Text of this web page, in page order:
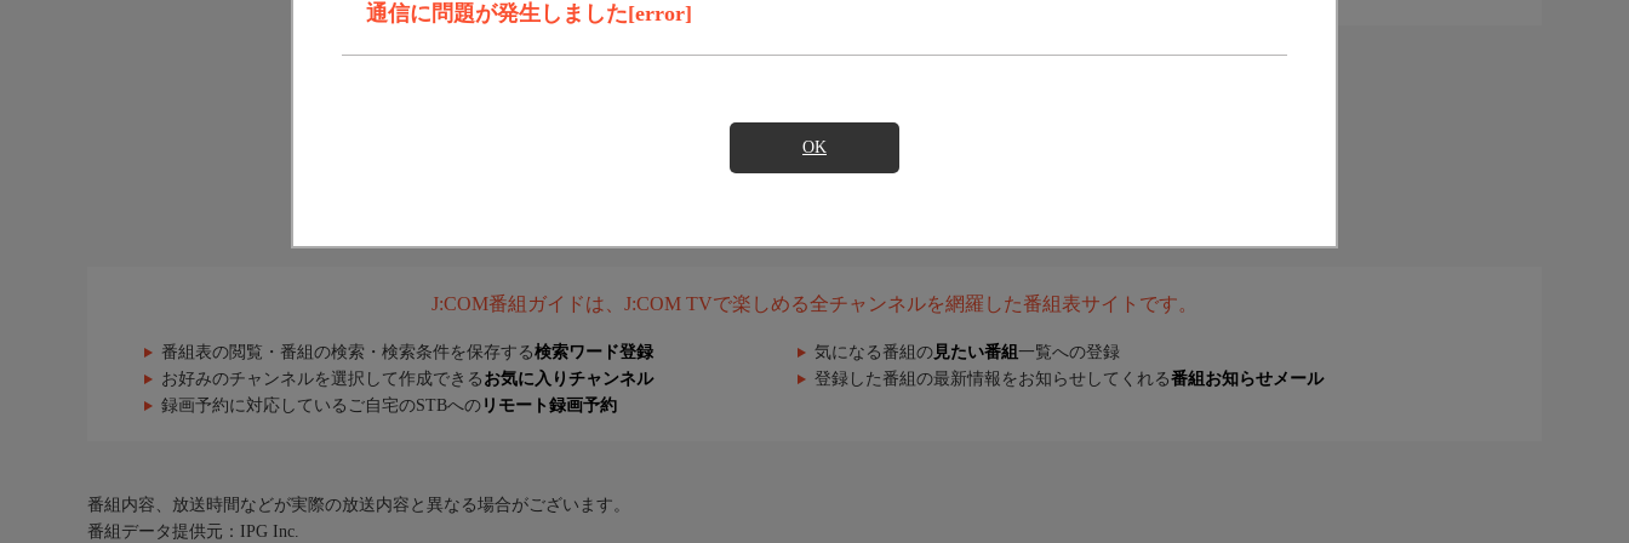
通信に問題が発生しました[error]
OK
J:COM番組ガイドは、J:COM TVで楽しめる全チャンネルを網羅した番組表サイトです。
番組表の閲覧・番組の検索・検索条件を保存する検索ワード登録 気になる番組の 見たい番組 一覧への登録
お好みのチャンネルを選択して作成できる お気に入りチャンネル 登録した番組の最新情報をお知らせしてくれる番組お知らせメール
録画予約に対応しているご自宅のSTBへの リモート録画予約
番組内容、放送時間などが実際の放送内容と異なる場合がございます。
番組データ提供元：IPG Inc.